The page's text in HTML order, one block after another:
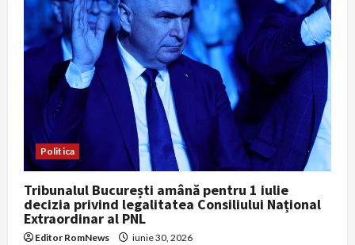
DIICOT
din
Bihor:
„Prioritatea
noastră
este
siguranța
oamenilor”
Politica
Tribunalul București amână pentru 1 iulie
decizia privind legalitatea Consiliului Național
Extraordinar al PNL
Editor RomNews iunie 30, 2026